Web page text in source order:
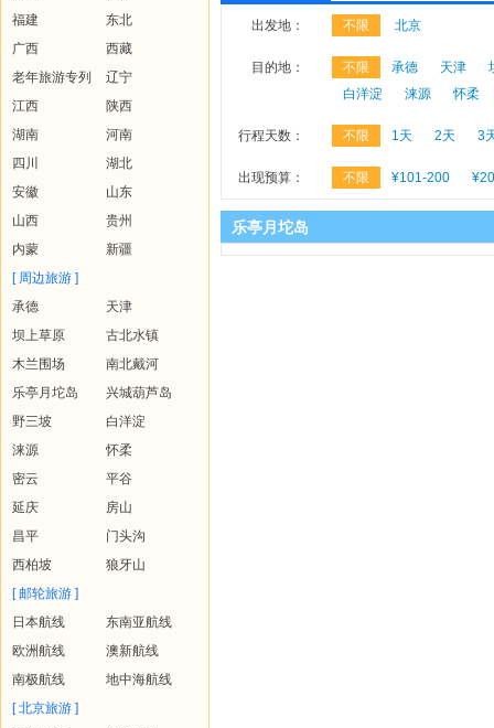
福建
东北
广西
西藏
老年旅游专列
辽宁
江西
陕西
湖南
河南
四川
湖北
安徽
山东
山西
贵州
内蒙
新疆
[ 周边旅游 ]
承德
天津
坝上草原
古北水镇
木兰围场
南北戴河
乐亭月坨岛
兴城葫芦岛
野三坡
白洋淀
涞源
怀柔
密云
平谷
延庆
房山
昌平
门头沟
西柏坡
狼牙山
[ 邮轮旅游 ]
日本航线
东南亚航线
欧洲航线
澳新航线
南极航线
地中海航线
[ 北京旅游 ]
出发地： 不限 北京
目的地： 不限 承德 天津
白洋淀
涞源 怀柔
行程天数： 不限 1天 2天 3
出现预算： 不限 ¥101-200
乐亭月坨岛